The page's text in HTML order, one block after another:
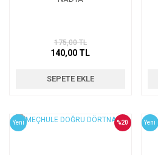
175,00 TL
140,00 TL
SEPETE EKLE
Yeni %20 Yeni